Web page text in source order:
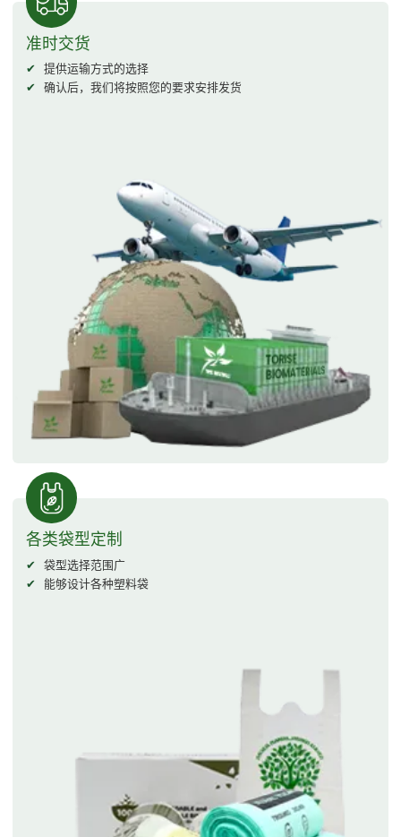
准时交货
提供运输方式的选择
确认后，我们将按照您的要求安排发货
各类袋型定制
袋型选择范围广
能够设计各种塑料袋